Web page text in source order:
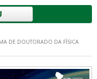
DE DOUTORADO DA FÍSICA